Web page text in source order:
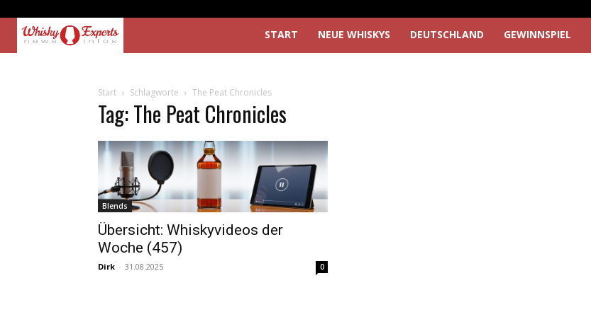
START NEUE WHISKYS DEUTSCHLAND GEWINNSPIEL
Start Schlagworte The Peat Chronicles
Tag: The Peat Chronicles
Blends
Übersicht: Whiskyvideos der
Woche (457)
Dirk - 31.08.2025 0